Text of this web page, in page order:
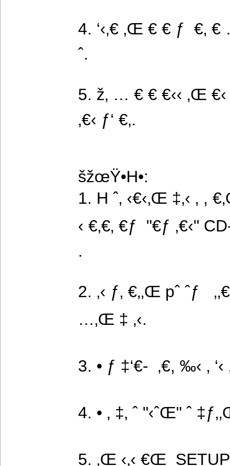
4. ‘‹‚€ ‚Œ € € ƒ  €‚ €
ˆ.
5. ž‚ … € € €‹‹ ‚Œ €‹
‚€‹ ƒ‘ €‚.
šžœŸ•H•:
1. H ˆ‚ ‹€‹‚Œ ‡‚‹ ‚ ,
‹ €‚€‚ €ƒ  "€ƒ
.
2. ‚‹ ƒ‚ €‚‚Œ pˆ ˆƒ  
…‚Œ ‡ ‚‹.
3. • ƒ ‡‘€-  ‚€, ‰‹ ‚
4. • ‚ ‡‚ ˆ "‹ˆŒ" ˆ
5. ‚Œ ‹‚‹ €Œ  SETUP`